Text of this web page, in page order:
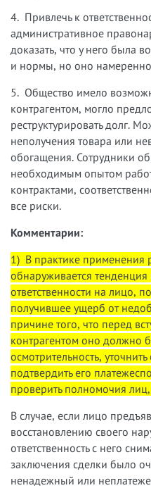
4. Привлечь к
административное
доказать, что у него была
и нормы, но оно намеренно
5. Общество имело
контрагентом, могло
реструктурировать долг.
неполучения товара или
обогащения. Сотрудники
необходимым опытом
контрактами,
все риски.
Комментарии:
1) В практике применения
обнаруживается
ответственности на лицо,
получившее ущерб от
причине того, что перед
контрагентом оно должно
осмотрительность,
подтвердить его
проверить полномочия
В случае, если лицо
восстановлению своего
ответственность с него
заключения сделки было
ненадежный или